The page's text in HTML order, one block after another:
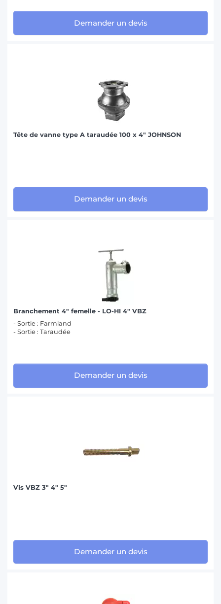
Demander un devis
Tête de vanne type A taraudée 100 x 4" JOHNSON
Demander un devis
Branchement 4" femelle - LO-HI 4" VBZ
- Sortie : Farmland
- Sortie : Taraudée
Demander un devis
Vis VBZ 3" 4" 5"
Demander un devis